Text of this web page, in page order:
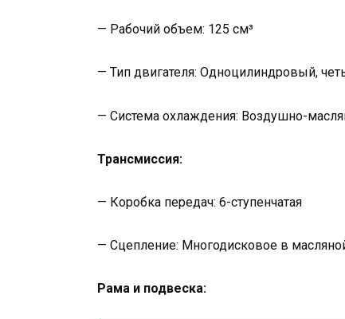
— Рабочий объем: 125 см³
— Тип двигателя: Одноцилиндровый,
— Система охлаждения: Воздушно-
Трансмиссия:
— Коробка передач: 6-ступенчатая
— Сцепление: Многодисковое в
Рама и подвеска: